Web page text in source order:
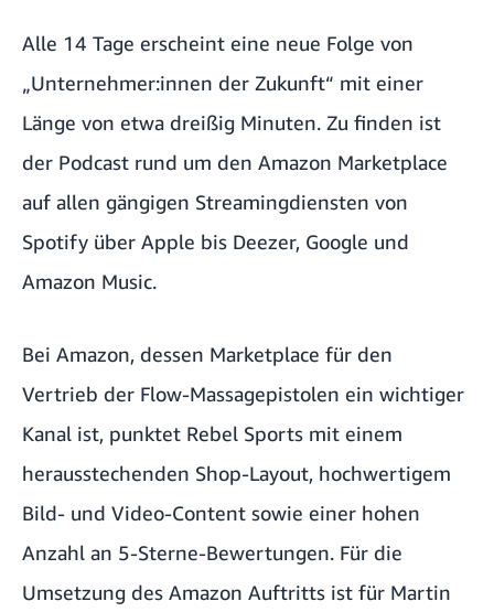
Alle 14 Tage erscheint eine neue Folge von
„Unternehmer:innen der Zukunft“ mit einer
Länge von etwa dreißig Minuten. Zu finden ist
der Podcast rund um den Amazon Marketplace
auf allen gängigen Streamingdiensten von
Spotify über Apple bis Deezer, Google und
Amazon Music.
Bei Amazon, dessen Marketplace für den
Vertrieb der Flow-Massagepistolen ein wichtiger
Kanal ist, punktet Rebel Sports mit einem
herausstechenden Shop-Layout, hochwertigem
Bild- und Video-Content sowie einer hohen
Anzahl an 5-Sterne-Bewertungen. Für die
Umsetzung des Amazon Auftritts ist für Martin